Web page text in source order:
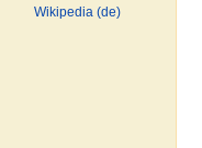
Wikipedia (de)